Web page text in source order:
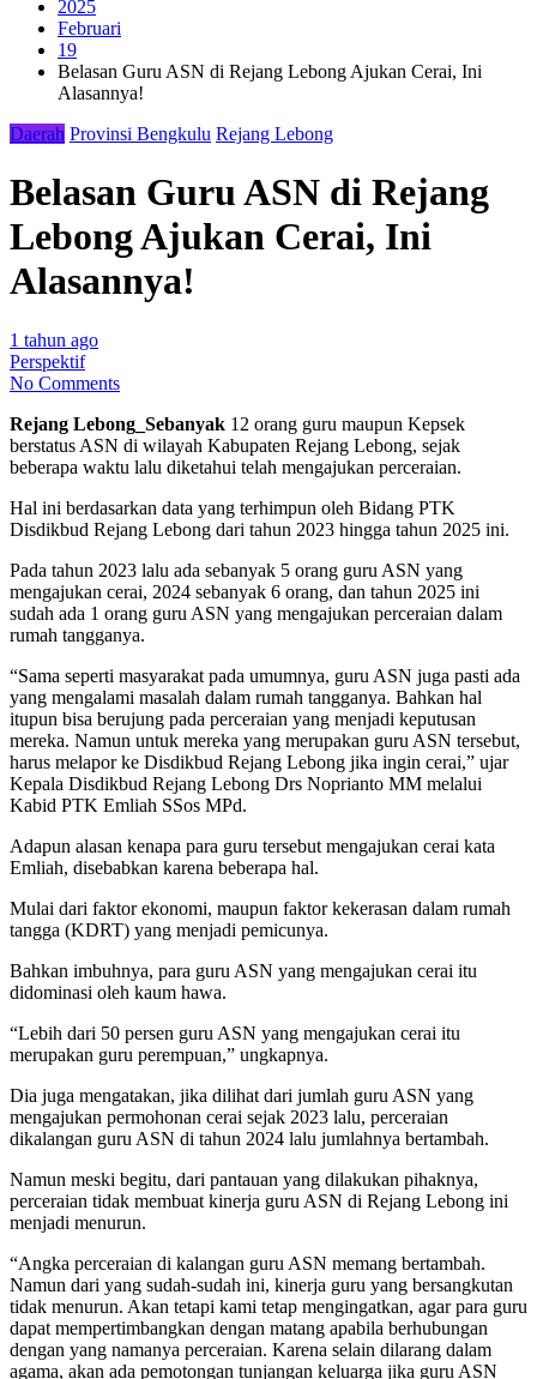
2025
Februari
19
Belasan Guru ASN di Rejang Lebong Ajukan Cerai, Ini
Alasannya!
Daerah Provinsi Bengkulu Rejang Lebong
Belasan Guru ASN di Rejang
Lebong Ajukan Cerai, Ini
Alasannya!
1 tahun ago
Perspektif
No Comments
Rejang Lebong_Sebanyak 12 orang guru maupun Kepsek
berstatus ASN di wilayah Kabupaten Rejang Lebong, sejak
beberapa waktu lalu diketahui telah mengajukan perceraian.
Hal ini berdasarkan data yang terhimpun oleh Bidang PTK
Disdikbud Rejang Lebong dari tahun 2023 hingga tahun 2025 ini.
Pada tahun 2023 lalu ada sebanyak 5 orang guru ASN yang
mengajukan cerai, 2024 sebanyak 6 orang, dan tahun 2025 ini
sudah ada 1 orang guru ASN yang mengajukan perceraian dalam
rumah tangganya.
“Sama seperti masyarakat pada umumnya, guru ASN juga pasti ada
yang mengalami masalah dalam rumah tangganya. Bahkan hal
itupun bisa berujung pada perceraian yang menjadi keputusan
mereka. Namun untuk mereka yang merupakan guru ASN tersebut,
harus melapor ke Disdikbud Rejang Lebong jika ingin cerai,” ujar
Kepala Disdikbud Rejang Lebong Drs Noprianto MM melalui
Kabid PTK Emliah SSos MPd.
Adapun alasan kenapa para guru tersebut mengajukan cerai kata
Emliah, disebabkan karena beberapa hal.
Mulai dari faktor ekonomi, maupun faktor kekerasan dalam rumah
tangga (KDRT) yang menjadi pemicunya.
Bahkan imbuhnya, para guru ASN yang mengajukan cerai itu
didominasi oleh kaum hawa.
“Lebih dari 50 persen guru ASN yang mengajukan cerai itu
merupakan guru perempuan,” ungkapnya.
Dia juga mengatakan, jika dilihat dari jumlah guru ASN yang
mengajukan permohonan cerai sejak 2023 lalu, perceraian
dikalangan guru ASN di tahun 2024 lalu jumlahnya bertambah.
Namun meski begitu, dari pantauan yang dilakukan pihaknya,
perceraian tidak membuat kinerja guru ASN di Rejang Lebong ini
menjadi menurun.
“Angka perceraian di kalangan guru ASN memang bertambah.
Namun dari yang sudah-sudah ini, kinerja guru yang bersangkutan
tidak menurun. Akan tetapi kami tetap mengingatkan, agar para guru
dapat mempertimbangkan dengan matang apabila berhubungan
dengan yang namanya perceraian. Karena selain dilarang dalam
agama, akan ada pemotongan tunjangan keluarga jika guru ASN